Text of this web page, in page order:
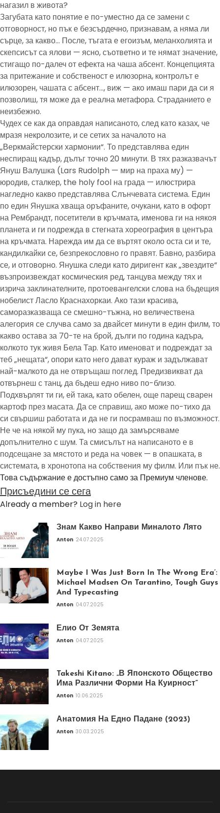
нагазил в живота?
Загубата като понятие е по-уместно да се замени с
отговорност, но пък е безсърдечно, признавам, а няма ли
сърце, за какво… После, тъгата е егоизъм, меланхолията и
скепсисът са ялови — ясно, съответно и те нямат значение,
стигащо по-далеч от ефекта на чаша абсент. Концепцията
за притежание и собственост е илюзорна, контролът е
илюзорен, чашата с абсент…, виж — ако имаш пари да си я
позволиш, тя може да е реална метафора. Страданието е
неизбежно.
Чудех се как да оправдая написаното, след като казах, че
мразя некролозите, и се сетих за началото на
„Веркмайстерски хармонии“. То представлява един
неспиращ кадър, дълъг точно 20 минути. В тях разказвачът
Януш Валушка (Lars Rudolph — мир на праха му) —
юродив, сталкер, the holy fool на града — илюстрира
нагледно какво представлява Слънчевата система. Един
по един Янушка хваща оръфаните, очукани, като в офорт
на Рембрандт, посетители в кръчмата, именова ги на някоя
планета и ги подрежда в стегната хореография в центъра
на кръчмата. Нарежда им да се въртят около оста си и те,
кандилкайки се, безпрекословно го правят. Бавно, разбира
се, и отговорно. Янушка следи като диригент как „звездите“
възпроизвеждат космическия ред, танцува между тях и
изрича заклинателните, протоевангелски слова на бъдещия
нобелист Ласло Краснахоркаи. Ако тази красива,
саморазказваща се смешно-тъжна, но величествена
алегория се случва само за двайсет минути в един филм, то
какво остава за 70-те на брой, дълги по година кадъра,
колкото тук живя Бела Тар. Като именоват и подреждат за
теб „нещата“, опори като него дават кураж и задължават
най-малкото да не отвръщаш поглед. Предизвикват да
отвърнеш с танц, да бъдеш едно ниво по-близо.
Подхвърлят ти ги, ей така, като обелен, още парещ сварен
картоф през масата. Да се справиш, ако може по-тихо да
си свършиш работата и да не ги посрамваш по възможност.
Не че на някой му пука, но защо да замърсяваме
допълнително с шум. Та смисълът на написаното е в
подсещане за мястото и реда на човек — в опашката, в
системата, в хронотопа на собствения му филм. Или пък не.
Това съдържание е достъпно само за Премиум членове.
Присъедини се сега
Already a member? Log in here
Знам Какво Направи Миналото Лято
Anton 24.07.2025
Maybe I Was Just Born In The Wrong Era’:
Michael Madsen On Tarantino, Tough Guys
And Typecasting
Anton 04.07.2025
Елио От Земята
Anton 04.07.2025
Takeshi Kitano: „В Японското Общество
Има Различни Форми На Куирност“
Anton 10.06.2025
Анатомия На Едно Падане (2023)
Anton 30.03.2025